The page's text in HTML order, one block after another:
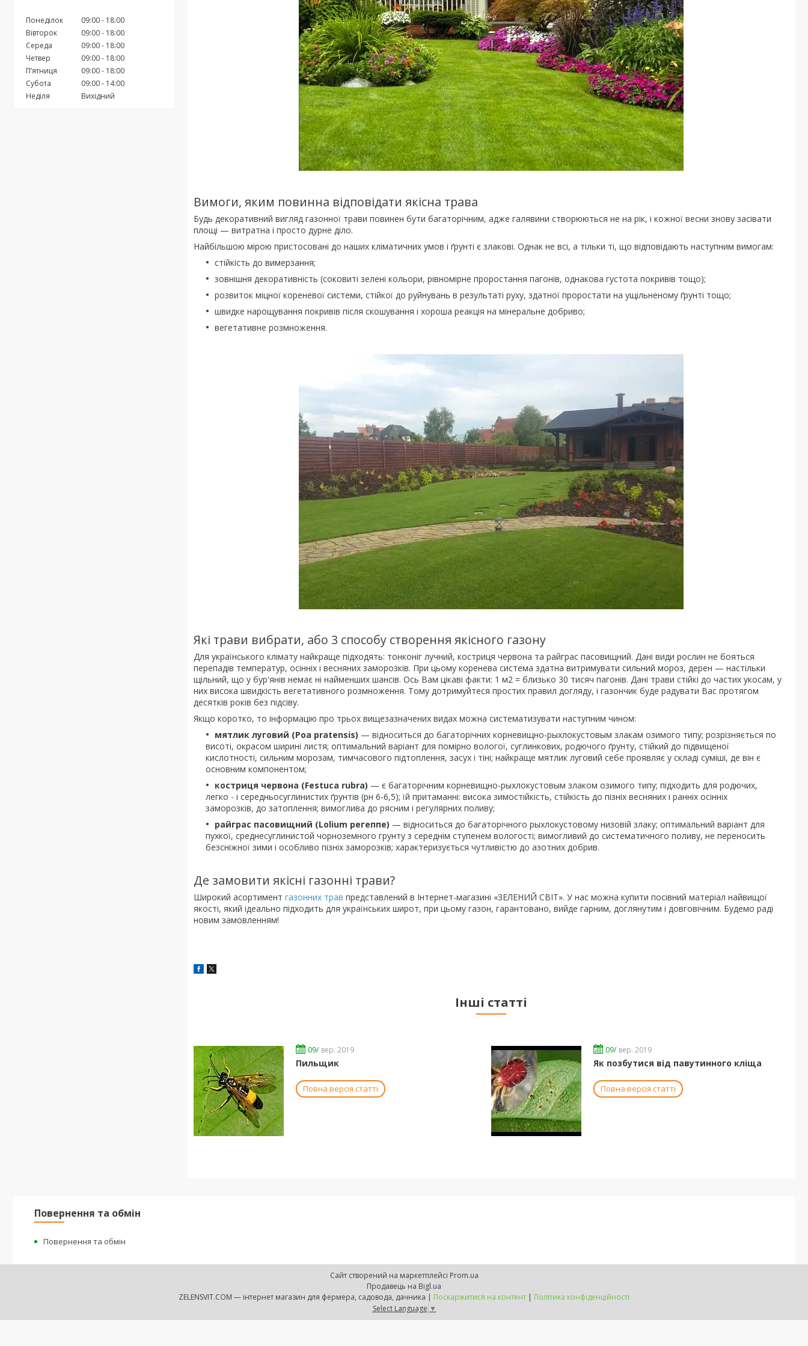
Понеділок 09:00
18:00
Вівторок
09:00
18:00
Середа
09:00
18:00
Четвер
09:00
18:00
Пʼятниця
09:00
18:00
Субота
09:00
14:00
Неділя
Вихідний
Вимоги, яким повинна відповідати якісна трава
Будь декоративний вигляд газонної трави повинен бути багаторічним, адже галявини створюються не на рік, і кожної весни знову засівати
площі — витратна і просто дурне діло.
Найбільшою мірою пристосовані до наших кліматичних умов і ґрунті є злакові. Однак не всі, а тільки ті, що відповідають наступним вимогам:
стійкість до вимерзання;
зовнішня декоративність (соковиті зелені кольори, рівномірне проростання пагонів, однакова густота покривів тощо);
розвиток міцної кореневої системи, стійкої до руйнувань в результаті руху, здатної проростати на ущільненому ґрунті тощо;
швидке нарощування покривів після скошування і хороша реакція на мінеральне добриво;
вегетативне розмноження.
Які трави вибрати, або 3 способу створення якісного газону
Для українського клімату найкраще підходять: тонконіг лучний, костриця червона та райграс пасовищний. Дані види рослин не бояться
перепадів температур, осінніх і весняних заморозків. При цьому коренева система здатна витримувати сильний мороз, дерен — настільки
щільний, що у бур'янів немає ні найменших шансів. Ось Вам цікаві факти: 1 м2 = близько 30 тисяч пагонів. Дані трави стійкі до частих укосам, у
них висока швидкість вегетативного розмноження. Тому дотримуйтеся простих правил догляду, і газончик буде радувати Вас протягом
десятків років без підсіву.
Якщо коротко, то інформацію про трьох вищезазначених видах можна систематизувати наступним чином:
мятлик луговий (Роа pratensis) — відноситься до багаторічних корневищно-рыхлокустовым злакам озимого типу; розрізняється по
висоті, окрасом ширині листя; оптимальний варіант для помірно вологої, суглинкових, родючого ґрунту, стійкий до підвищеної
кислотності, сильним морозам, тимчасового підтоплення, засух і тіні; найкраще мятлик луговий себе проявляє у складі суміші, де він є
основним компонентом;
костриця червона (Festuca rubra) — є багаторічним корневищно-рыхлокустовым злаком озимого типу; підходить для родючих,
легко - і середньосуглинистих ґрунтів (рн 6-6,5); їй притаманні: висока зимостійкість, стійкість до пізніх весняних і ранніх осінніх
заморозків, до затоплення; вимоглива до рясним і регулярних поливу;
райграс пасовищний (Lolium регеппе) — відноситься до багаторічного рыхлокустовому низовій злаку; оптимальний варіант для
пухкої, среднесуглинистой чорноземного грунту з середнім ступенем вологості; вимогливий до систематичного поливу, не переносить
безсніжної зими і особливо пізніх заморозків; характеризується чутливістю до азотних добрив.
Де замовити якісні газонні трави?
Широкий асортимент газонних трав представлений в Інтернет-магазині «ЗЕЛЕНИЙ СВІТ». У нас можна купити посівний матеріал найвищої
якості, який ідеально підходить для українських широт, при цьому газон, гарантовано, вийде гарним, доглянутим і довговічним. Будемо раді
новим замовленням!
Інші статті
09/ вер. 2019
Пильщик
Повна версія статті
09/ вер. 2019
Як позбутися від павутинного кліща
Повна версія статті
Повернення та обмін
Повернення та обмін
Сайт створений на маркетплейсі Prom.ua
Продавець на Bigl.ua
ZELENSVIT.COM — інтернет магазин для фермера, садовода, дачника | Поскаржитися на контент | Політика конфіденційності
Select Language ▼